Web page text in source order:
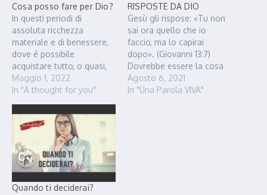
Cosa posso fare per Dio?
In questi periodi di
assoluta ricchezza
materiale e di benessere,
dove é possibile
acquistare tutto, o quasi,
con assoluta facilità, mi
viene il dubbio che le
interessate alla felicità che
Dio può dare, tutto questo
nonostante si sappia con
assoluta certezza che non
si può comprare la…
Maggio 1, 2022
In "A thought for you"
RISPOSTE DA DIO
Gesù gli rispose: «Tu non
sai ora quello che io
faccio, ma lo capirai
dopo». (Giovanni 13:7)
Dovrebbe essere la cosa
più naturale, pregare e
aspettare le risposte da
Agosto 6, 2021
In "Una Parola VIVA"
Quando ti deciderai?